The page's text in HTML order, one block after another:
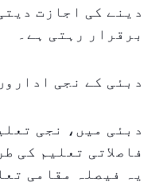
دینے کی اجازت
برقرار رہتی ہے۔
دبئی کے نجی
فاصلاتی تعلیم کی
یہ فیصلہ مقامی